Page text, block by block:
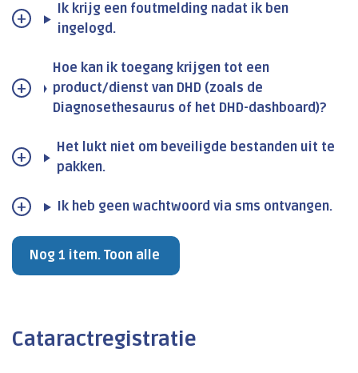
Ik krijg een foutmelding nadat ik ben
ingelogd.
Hoe kan ik toegang krijgen tot een
product/dienst van DHD (zoals de
Diagnosethesaurus of het DHD-dashboard)?
Het lukt niet om beveiligde bestanden uit te
pakken.
Ik heb geen wachtwoord via sms ontvangen.
Nog 1 item. Toon alle
Cataractregistratie